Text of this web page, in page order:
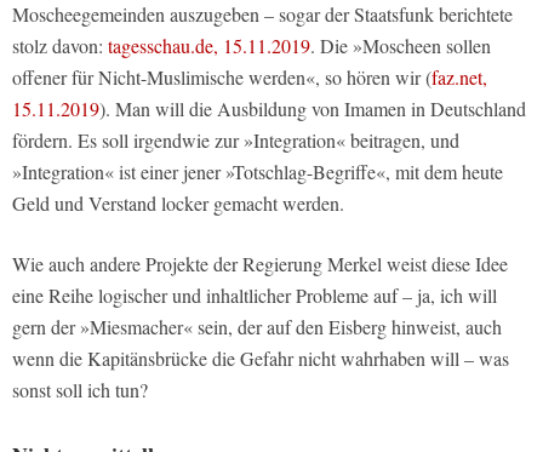
Moscheegemeinden auszugeben – sogar der Staatsfunk berichtete
stolz davon: tagesschau.de, 15.11.2019. Die »Moscheen sollen
offener für Nicht-Muslimische werden«, so hören wir (faz.net,
15.11.2019). Man will die Ausbildung von Imamen in Deutschland
fördern. Es soll irgendwie zur »Integration« beitragen, und
»Integration« ist einer jener »Totschlag-Begriffe«, mit dem heute
Geld und Verstand locker gemacht werden.
Wie auch andere Projekte der Regierung Merkel weist diese Idee
eine Reihe logischer und inhaltlicher Probleme auf – ja, ich will
gern der »Miesmacher« sein, der auf den Eisberg hinweist, auch
wenn die Kapitänsbrücke die Gefahr nicht wahrhaben will – was
sonst soll ich tun?